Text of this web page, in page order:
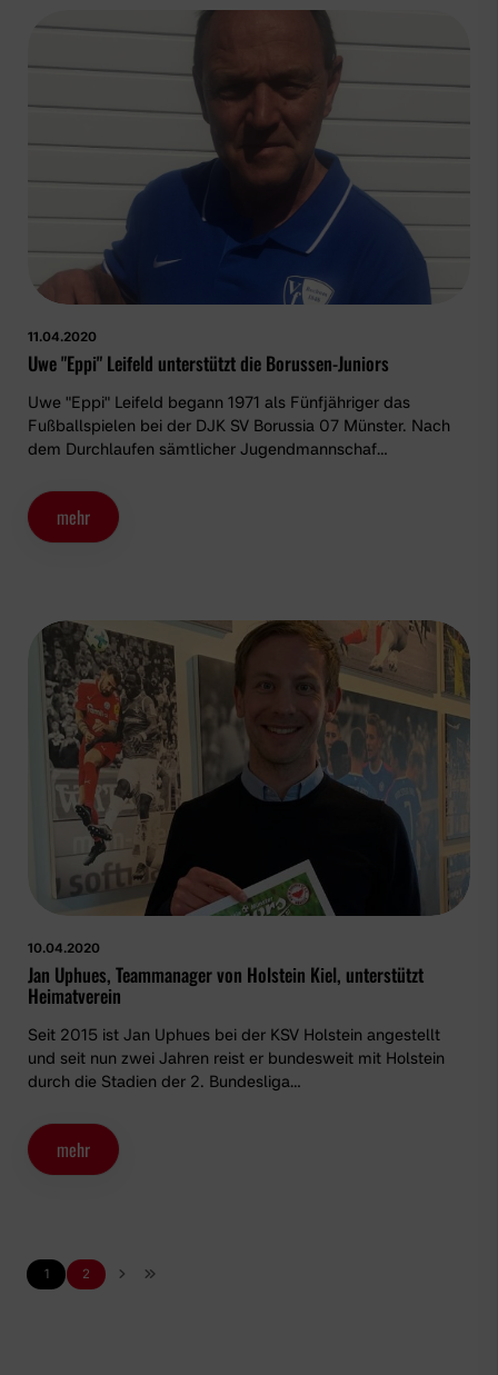
11.04.2020
Uwe "Eppi" Leifeld unterstützt die Borussen-Juniors
Uwe "Eppi" Leifeld begann 1971 als Fünfjähriger das
Fußballspielen bei der DJK SV Borussia 07 Münster. Nach
dem Durchlaufen sämtlicher Jugendmannschaf…
mehr
10.04.2020
Jan Uphues, Teammanager von Holstein Kiel, unterstützt
Heimatverein
Seit 2015 ist Jan Uphues bei der KSV Holstein angestellt
und seit nun zwei Jahren reist er bundesweit mit Holstein
durch die Stadien der 2. Bundesliga…
mehr
1 2